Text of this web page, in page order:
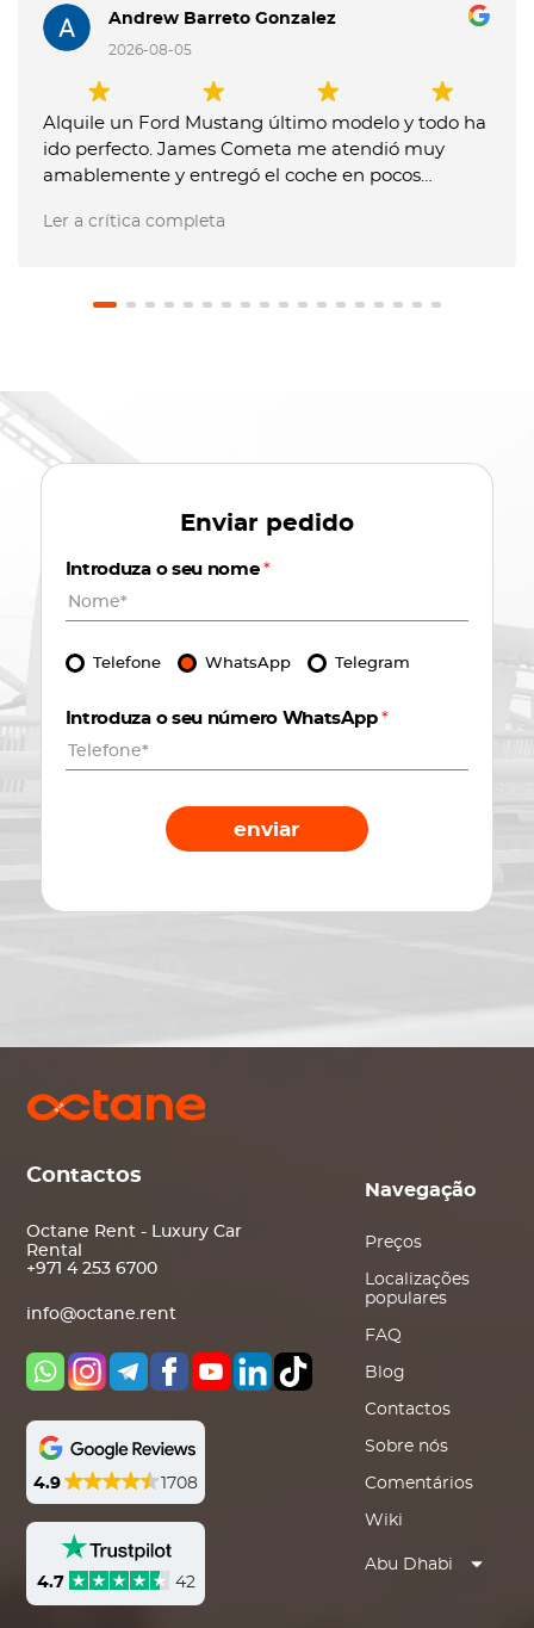
Andrew Barreto Gonzalez
2026-08-05
Alquile un Ford Mustang último modelo y todo ha
ido perfecto. James Cometa me atendió muy
amablemente y entregó el coche en pocos
dijeron que me tenían que cobrar un extra, pero
el cargo. El coche estaba en perfecto estado.
Ler a crítica completa
Enviar pedido
Introduza o seu nome*
Telefone WhatsApp Telegram
Introduza o seu número WhatsApp *
enviar
Contactos
Octane Rent - Luxury Car
Rental
+971 4 253 6700
info@octane.rent
4.9 1708
4.7 42
Navegação
Preços
Localizações
populares
FAQ
Blog
Contactos
Sobre nós
Comentários
Wiki
Abu Dhabi